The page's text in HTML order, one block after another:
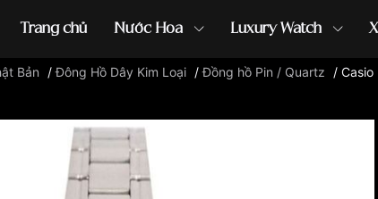
Trang chủ Nước Hoa Luxury Watch
Đồng hồ casio đồng hồ G-Shock đồng hồ Orient ...
Bản /Đông Hồ Dây Kim Loại /Đồng hồ Pin / Quartz / Casio